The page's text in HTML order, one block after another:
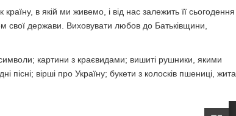
в якій ми живемо, і від нас залежить її сьогодення
свої держави. Виховувати любов до Батьківщини,
картини з краєвидами; вишиті рушники, якими
вірші про Україну; букети з колосків пшениці, жита